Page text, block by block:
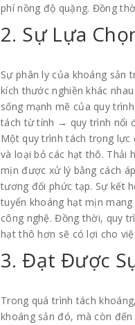
phí nồng độ quặng. Đồng
2. Sự Lựa
Sự phân ly của khoáng sản
kích thước nghiền khác
sống mạnh mẽ của quy
tách từ tính → quy trình nổi
Một quy trình tách trọng
và loại bỏ các hạt thô. Thải
mịn được xử lý bằng cách
tương đối phức tạp. Sự kết
tuyển khoáng hạt mịn
công nghệ. Đồng thời, quy
hạt thô hơn sẽ có lợi cho
3. Đạt Được
Trong quá trình tách
khoáng sản đó, mà còn